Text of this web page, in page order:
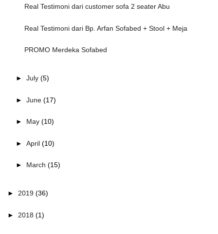
Real Testimoni dari customer sofa 2 seater Abu
Real Testimoni dari Bp. Arfan Sofabed + Stool + Meja
PROMO Merdeka Sofabed
► July (5)
► June (17)
► May (10)
► April (10)
► March (15)
► 2019 (36)
► 2018 (1)